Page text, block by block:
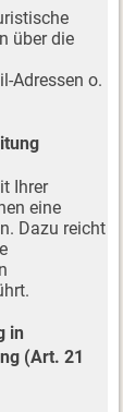
über die
Adressen o.
Ihrer
eine
Dazu reicht
in
(Art. 21